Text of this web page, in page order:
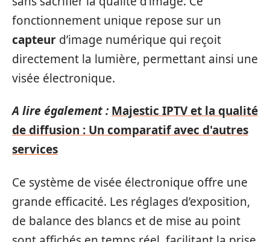
fonctionnement unique repose sur un
capteur d’image numérique qui reçoit
directement la lumière, permettant ainsi une
visée électronique.
A lire également : Majestic IPTV et la qualité
de diffusion : Un comparatif avec d'autres
services
Ce système de visée électronique offre une
grande efficacité. Les réglages d’exposition,
de balance des blancs et de mise au point